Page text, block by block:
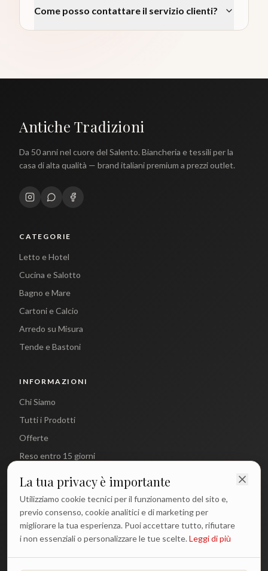
Come posso contattare il servizio clienti?
Antiche Tradizioni
Da 50 anni nel cuore del Salento. Biancheria e tessili per la
casa di alta qualità — brand italiani premium a prezzi outlet.
CATEGORIE
Letto e Hotel
Cucina e Salotto
Bagno e Mare
Cartoni e Calcio
Arredo su Misura
Tende e Bastoni
INFORMAZIONI
Chi Siamo
Tutti i Prodotti
Offerte
Reso entro 15 giorni
CONTATTI
info@antichetradizioni.it
+39 329 617 1194
Lun - Ven: 9:00 - 18:00
La tua privacy è importante
Utilizziamo cookie tecnici per il funzionamento del sito e,
previo consenso, cookie analitici e di marketing per
migliorare la tua esperienza. Puoi accettare tutto, rifiutare
i non essenziali o personalizzare le tue scelte.Leggi di più